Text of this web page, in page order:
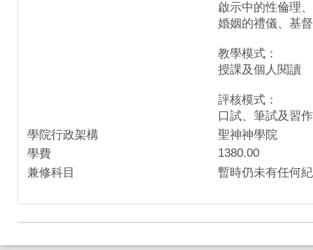
啟示中的性倫理
婚姻的禮儀、基
教學模式：
授課及個人閱讀
評核模式：
口試、筆試及習作
學院行政架構
聖神神學院
學費
1380.00
兼修科目
暫時仍未有任何